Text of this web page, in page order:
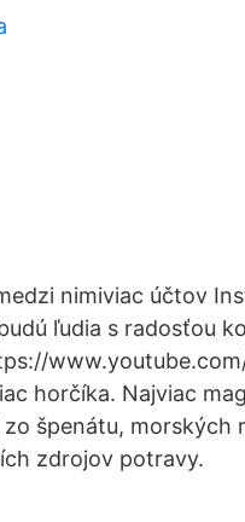
nimiviac účtov
ľudia s radosťou
horčíka. Najviac
špenátu, morských
zdrojov potravy.